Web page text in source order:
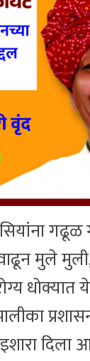
गढूळ
मुले
धोक्यात
दिला